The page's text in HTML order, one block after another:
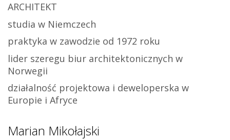
ARCHITEKT
studia w Niemczech
praktyka w zawodzie od 1972 roku
lider szeregu biur architektonicznych w
Norwegii
działalność projektowa i deweloperska w
Europie i Afryce
Marian Mikołajski